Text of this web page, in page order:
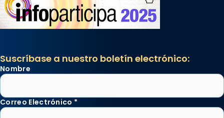
Suscríbase a nuestro boletín electrónico:
Nombre
Correo Electrónico *